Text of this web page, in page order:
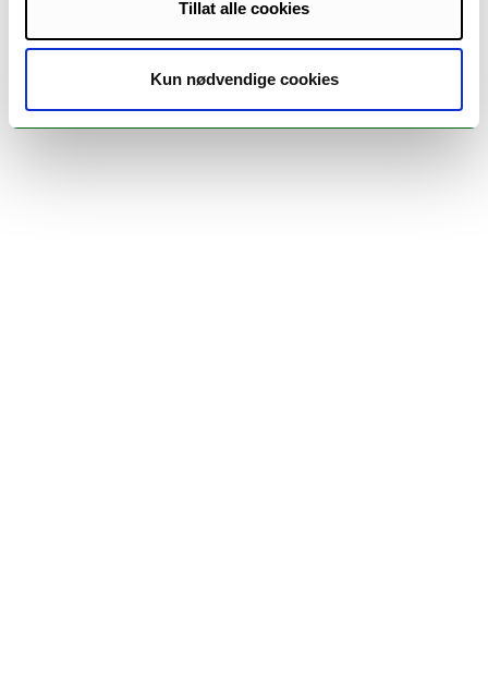
Tillat alle cookies
Kun nødvendige cookies
Hvor ligger det